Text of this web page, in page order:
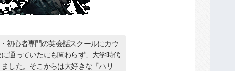
初心者専門の英会話スクールにカウ
通っていたにも関わらず、大学時代
した。そこからは大好きな『ハリ